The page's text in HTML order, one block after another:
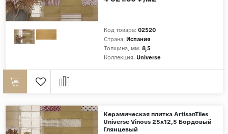
Код товара: 02520
Страна: Испания
Толщина, мм: 8,5
Коллекция: Universe
Керамическая плитка ArtisanTiles
Universe Vinous 25x12,5 Бордовый
Глянцевый